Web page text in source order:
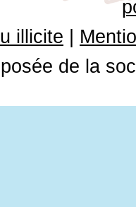
illicite
de la